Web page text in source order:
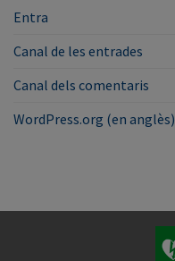
Entra
Canal de les entrades
Canal dels comentaris
WordPress.org (en anglès)